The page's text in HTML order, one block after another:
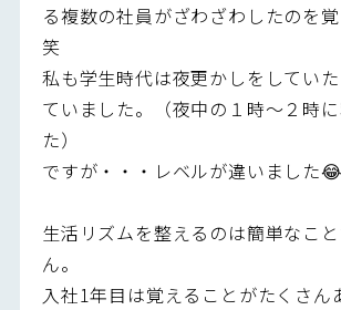
る複数の社員がざわざわしたのを覚
笑
私も学生時代は夜更かしをしてい
ていました。（夜中の１時～２時
た）
ですが・・・レベルが違いました
生活リズムを整えるのは簡単なこ
ん。
入社1年目は覚えることがたくさん